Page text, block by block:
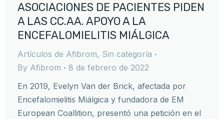
ASOCIACIONES DE PACIENTES PIDEN
A LAS CC.AA. APOYO A LA
ENCEFALOMIELITIS MIÁLGICA
Artículos de Afibrom, Sin categoría
By Afibrom
8 de febrero de 2022
En 2019, Evelyn Van der Brick, afectada por
Encefalomielitis Miálgica y fundadora de EM
European Coallition, presentó una petición en el